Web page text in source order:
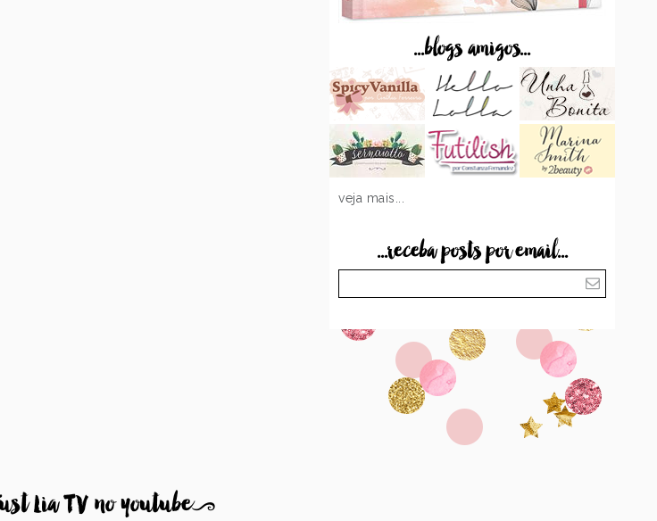
...blogs amigos...
veja mais...
...receba posts por email...
Lia TV no youtube9